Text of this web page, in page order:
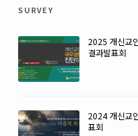
survey
2025 개신교
결과발표회
2024 개신교
표회